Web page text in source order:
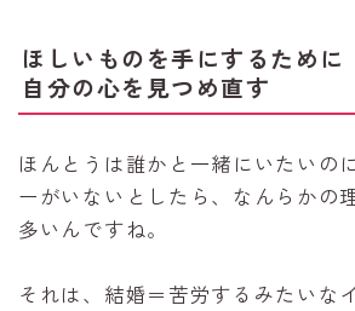
ほしいものを手にするために
自分の心を見つめ直す
ほんとうは誰かと一緒にいたいの
ーがいないとしたら、なんらかの
多いんですね。
それは、結婚＝苦労するみたいな